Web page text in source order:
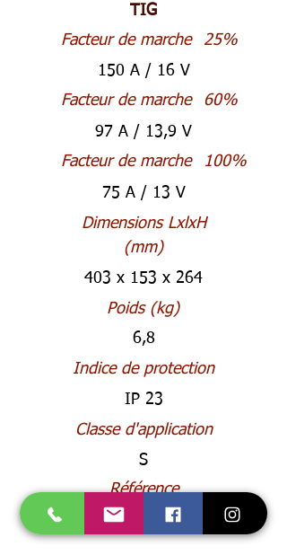
TIG
Facteur de marche
25%
150 A / 16 V
Facteur de marche
60%
97 A / 13,9 V
Facteur de marche
100%
75 A / 13 V
Dimensions LxlxH
(mm)
403 x 153 x 264
Poids (kg)
6,8
Indice de protection
IP 23
Classe d'application
S
Référence
0705002006